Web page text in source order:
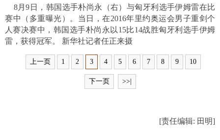
8月9日，韩国选手朴尚永（右）与匈牙利选手伊姆雷在比
赛中（多重曝光）。当日，在2016年里约奥运会男子重剑个
人赛决赛中，韩国选手朴尚永以15比14战胜匈牙利选手伊姆
雷，获得冠军。 新华社记者任正来摄
上一页 1 2 3 4 5 6 7 8 9 10
下一页 >>|
[责任编辑: 田明]